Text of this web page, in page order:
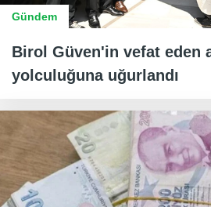
Gündem
Birol Güven'in vefat eden
yolculuğuna uğurlandı